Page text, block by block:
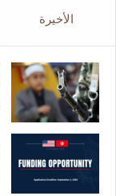
الأخيرة